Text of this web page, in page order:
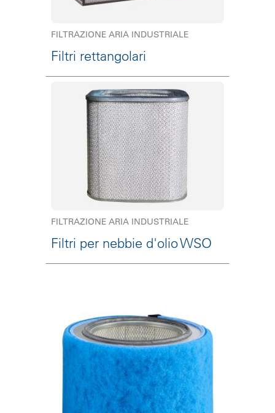
FILTRAZIONE ARIA INDUSTRIALE
Filtri rettangolari
FILTRAZIONE ARIA INDUSTRIALE
Filtri per nebbie d'olio WSO